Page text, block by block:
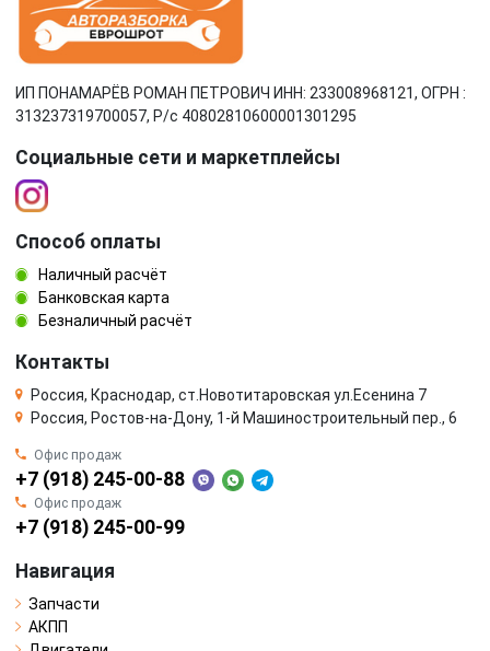
ИП ПОНАМАРЁВ РОМАН ПЕТРОВИЧ ИНН: 233008968121, ОГРН :
313237319700057, Р/c 40802810600001301295
Социальные сети и маркетплейсы
Способ оплаты
Наличный расчёт
Банковская карта
Безналичный расчёт
Контакты
Россия, Краснодар, ст.Новотитаровская ул.Есенина 7
Россия, Ростов-на-Дону, 1-й Машиностроительный пер., 6
Офис продаж
+7 (918) 245-00-88
Офис продаж
+7 (918) 245-00-99
Навигация
Запчасти
АКПП